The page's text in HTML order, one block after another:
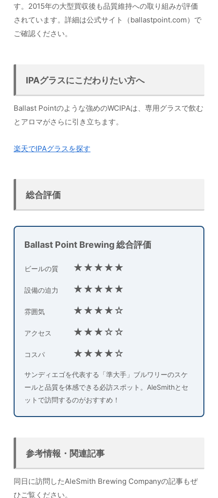
す。2015年の大型買収後も品質維持への取り組みが評価
されています。詳細は公式サイト（ballastpoint.com）で
ご確認ください。
IPAグラスにこだわりたい方へ
Ballast Pointのような強めのWCIPAは、専用グラスで飲む
とアロマがさらに引き立ちます。
楽天でIPAグラスを探す
総合評価
Ballast Point Brewing 総合評価
ビールの質 ★★★★★
設備の迫力 ★★★★★
雰囲気 ★★★★☆
アクセス ★★★☆☆
コスパ ★★★★☆
サンディエゴを代表する「準大手」ブルワリーのスケ
ールと品質を体感できる必訪スポット。AleSmithとセ
ットで訪問するのがおすすめ！
参考情報・関連記事
同日に訪問したAleSmith Brewing Companyの記事もぜ
ひご覧ください。